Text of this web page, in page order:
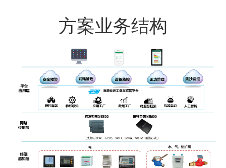
方案业务结构